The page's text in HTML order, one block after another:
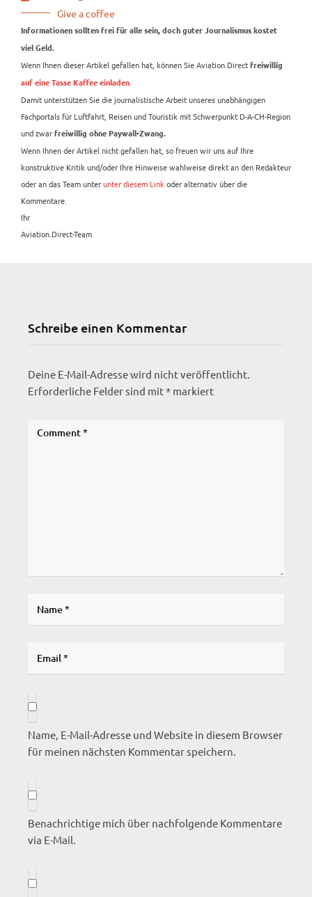
Give a coffee
Informationen sollten frei für alle sein, doch guter Journalismus kostet
viel Geld.
Wenn Ihnen dieser Artikel gefallen hat, können Sie Aviation.Direct freiwillig
auf eine Tasse Kaffee einladen
Damit unterstützen Sie die journalistische Arbeit unseres unabhängigen
Fachportals für Luftfahrt, Reisen und Touristik mit Schwerpunkt D-A-CH-Region
und zwar freiwillig ohne Paywall-Zwang.
Wenn Ihnen der Artikel nicht gefallen hat, so freuen wir uns auf Ihre
konstruktive Kritik und/oder Ihre Hinweise wahlweise direkt an den Redakteur
oder an das Team unterunter diesem Link oder alternativ über die
Kommentare.
Ihr
Aviation.Direct-Team
Schreibe einen Kommentar
Deine E-Mail-Adresse wird nicht veröffentlicht.
Erforderliche Felder sind mit* markiert
Name, E-Mail-Adresse und Website in diesem Browser
für meinen nächsten Kommentar speichern.
Benachrichtige mich über nachfolgende Kommentare
via E-Mail.